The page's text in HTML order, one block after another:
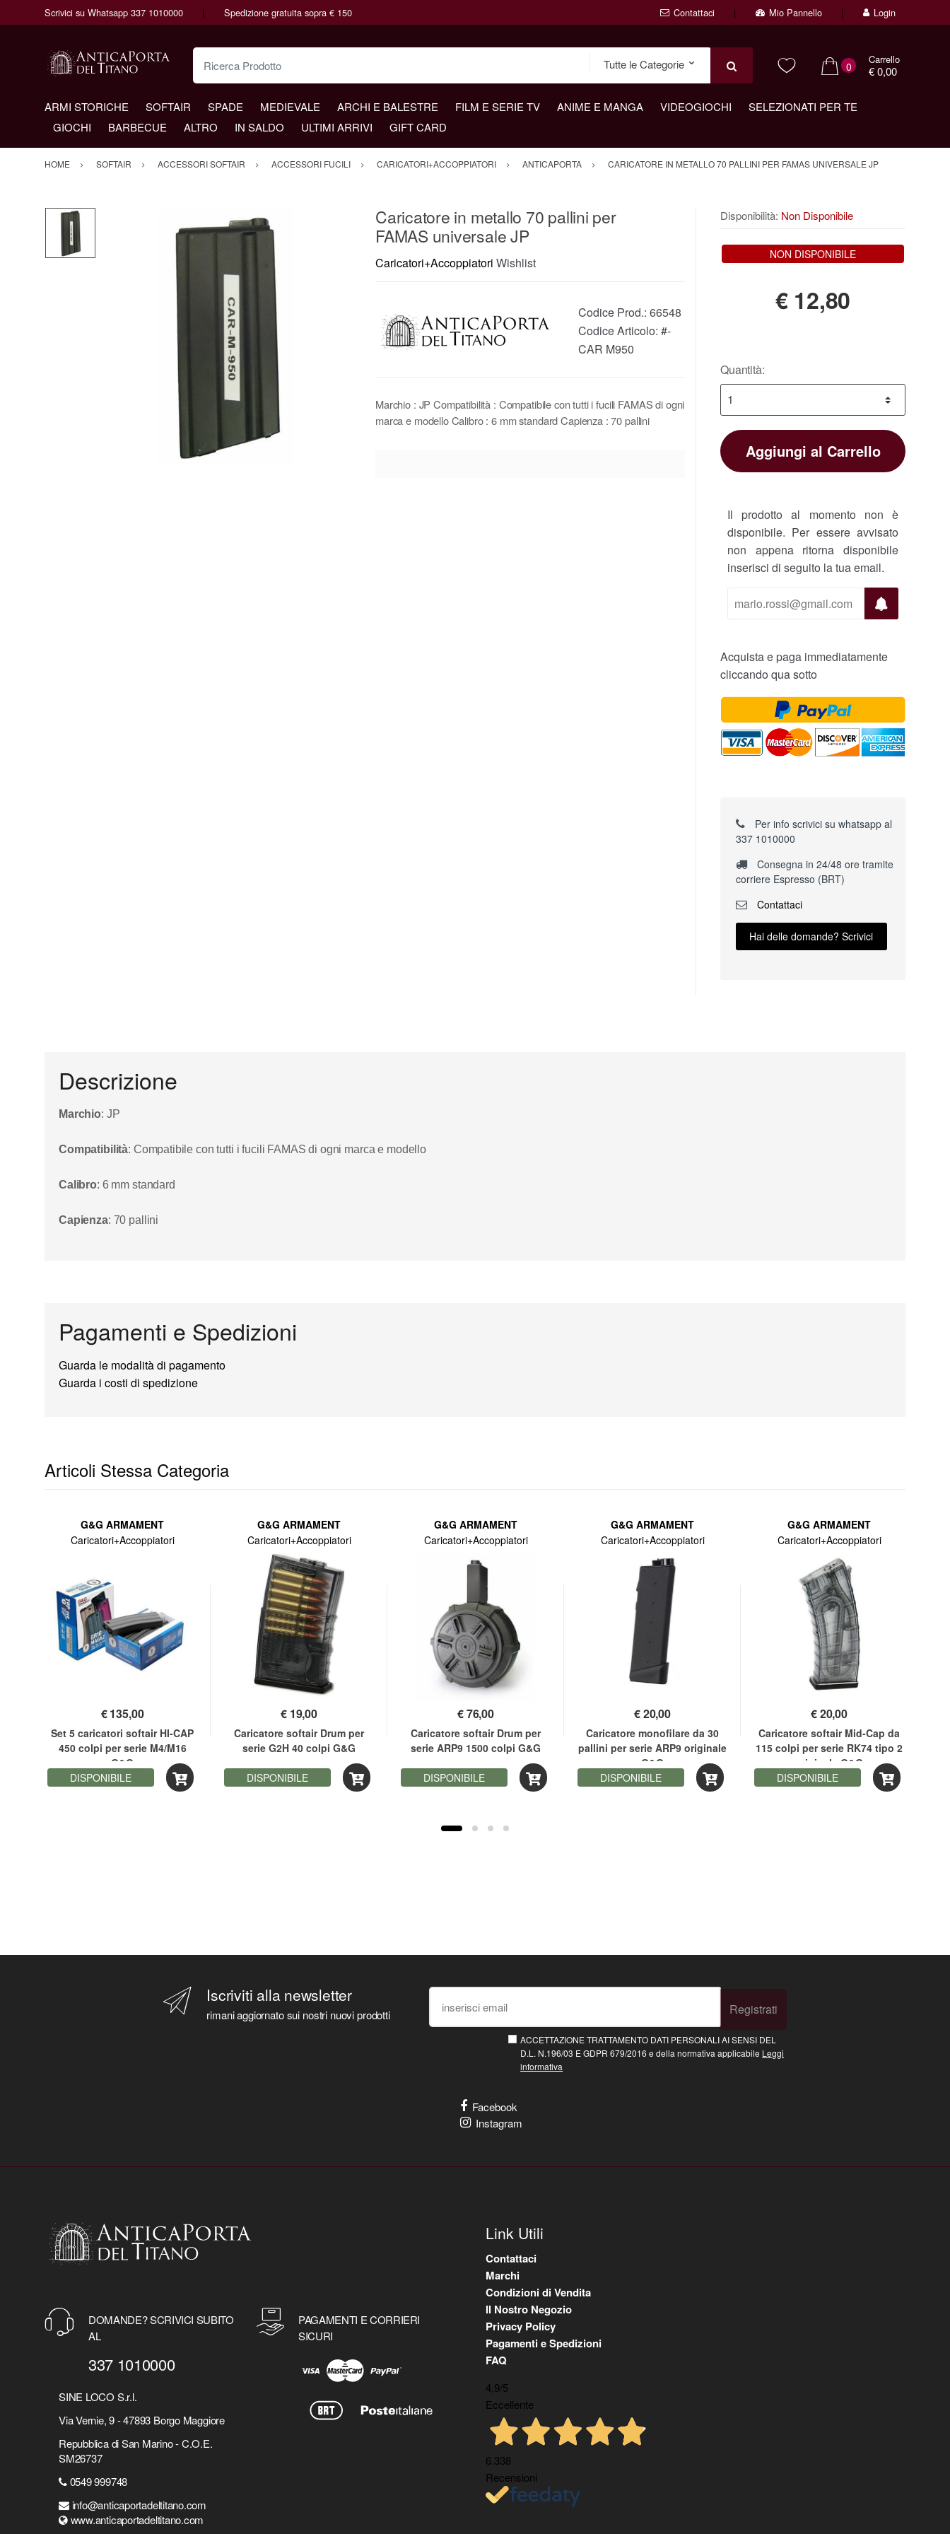
Scrivici su Whatsapp 337 1010000 Spedizione gratuita sopra € 150 Contattaci Mio Pannello Login
Ricerca Prodotto
0
Carrello
€ 0,00
ARMI STORICHE SOFTAIR SPADE MEDIEVALE ARCHI E BALESTRE FILM E SERIE TV ANIME E MANGA VIDEOGIOCHI
SELEZIONATI PER TE
GIOCHI
BARBECUE ALTRO IN SALDO ULTIMI ARRIVI GIFT CARD
HOME SOFTAIR ACCESSORI SOFTAIR ACCESSORI FUCILI CARICATORI+ACCOPPIATORI ANTICAPORTA CARICATORE IN METALLO 70 PALLINI PER FAMAS UNIVERSALE JP
Caricatore in metallo 70 pallini per
FAMAS universale JP
Caricatori+Accoppiatori Wishlist
Codice Prod.: 66548
Codice Articolo: #-
CAR M950
Marchio : JP Compatibilità : Compatibile con tutti i fucili FAMAS di ogni
marca e modello Calibro : 6 mm standard Capienza : 70 pallini
Disponibilità: Non Disponibile
NON DISPONIBILE
€ 12,80
Quantità:
Aggiungi al Carrello
Il prodotto al momento non è
disponibile. Per essere avvisato
non appena ritorna disponibile
inserisci di seguito la tua email.
Acquista e paga immediatamente
cliccando qua sotto
Per info scrivici su whatsapp al
337 1010000
Consegna in 24/48 ore tramite
corriere Espresso (BRT)
Contattaci
Hai delle domande? Scrivici
Descrizione
Marchio: JP
Compatibilità: Compatibile con tutti i fucili FAMAS di ogni marca e modello
Calibro: 6 mm standard
Capienza: 70 pallini
Pagamenti e Spedizioni
Guarda le modalità di pagamento
Guarda i costi di spedizione
Articoli Stessa Categoria
G&G ARMAMENT
Caricatori+Accoppiatori
€135,00
Set 5 caricatori softair HI-CAP
450 colpi per serie M4/M16
G&G
DISPONIBILE
G&G ARMAMENT
Caricatori+Accoppiatori
€ 19,00
Caricatore softair Drum per
serie G2H 40 colpi G&G
DISPONIBILE
G&G ARMAMENT
Caricatori+Accoppiatori
€76,00
Caricatore softair Drum per
serie ARP9 1500 colpi G&G
DISPONIBILE
G&G ARMAMENT
Caricatori+Accoppiatori
€20,00
Caricatore monofilare da 30
pallini per serie ARP9 originale
G&G
DISPONIBILE
G&G ARMAMENT
Caricatori+Accoppiatori
€20,00
Caricatore softair Mid-Cap da
115 colpi per serie RK74 tipo 2
originale G&G
DISPONIBILE
Iscriviti alla newsletter
rimani aggiornato sui nostri nuovi prodotti Registrati
ACCETTAZIONE TRATTAMENTO DATI PERSONALI AI SENSI DEL
D.L. N.196/03 E GDPR 679/2016 e della normativa applicabile Leggi
informativa
Facebook
Instagram
DOMANDE? SCRIVICI SUBITO
AL
337 1010000
SINE LOCO S.r.l.
Via Vernie, 9 - 47893 Borgo Maggiore
Repubblica di San Marino - C.O.E.
SM26737
0549 999748
info@anticaportadeltitano.com
www.anticaportadeltitano.com
PAGAMENTI E CORRIERI
SICURI
Link Utili
Contattaci
Marchi
Condizioni di Vendita
Il Nostro Negozio
Privacy Policy
Pagamenti e Spedizioni
FAQ
4,9/5
Eccellente
6.338
Recensioni